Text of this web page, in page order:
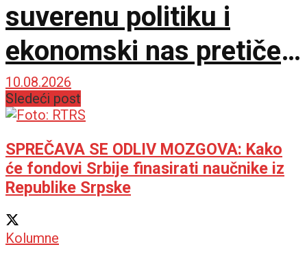
suverenu politiku i
ekonomski nas pretiče
zauvek
10.08.2026
Sledeći post
SPREČAVA SE ODLIV MOZGOVA: Kako
će fondovi Srbije finasirati naučnike iz
Republike Srpske
Kolumne